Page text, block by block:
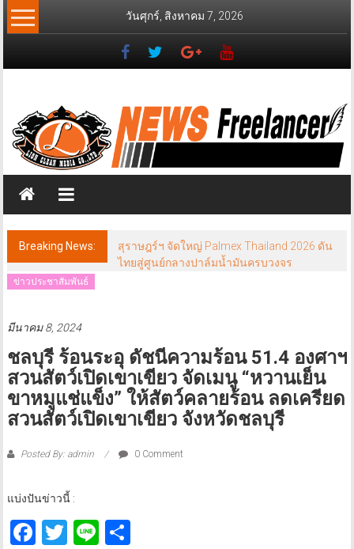
Skip
to
วันศุกร์, สิงหาคม 7, 2026
News
Freelancer
วส์
ฟรี
แลน
เซอร์
Breaking News:
สุราษฎร์ฯ จัดใหญ่ Palmex Thailand 2026 ดัน
ไทยสู่ศูนย์กลางปาล์มน้ำมันครบวงจร
ข่าวประชาสัมพันธ์
มีนาคม 8, 2024
ชลบุรี ร้อนระอุ ดัชนีความร้อน 51.4 องศาฯ
สวนสัตว์เปิดเขาเขียว จัดเมนู “หวานเย็น
ขาหมูแช่แข็ง” ให้สัตว์คลายร้อน ลดเครียด
สวนสัตว์เปิดเขาเขียว จังหวัดชลบุรี
Posted By: admin 0 Comment
แบ่งปันข่าวนี้ :
Facebook
Twitter
LineShare